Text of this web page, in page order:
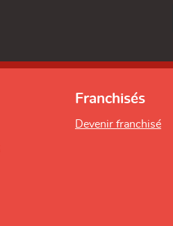
Franchisés
Devenir franchisé